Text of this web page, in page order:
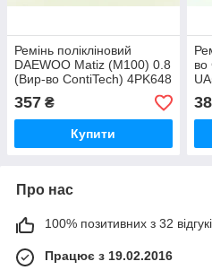
Ремінь полікліновий
DAEWOO Matiz (M100) 0.8
(Вир-во ContiTech) 4PK648
357 ₴
Купити
во
Про нас
100% позитивних з 32
Працює з 19.02.2016